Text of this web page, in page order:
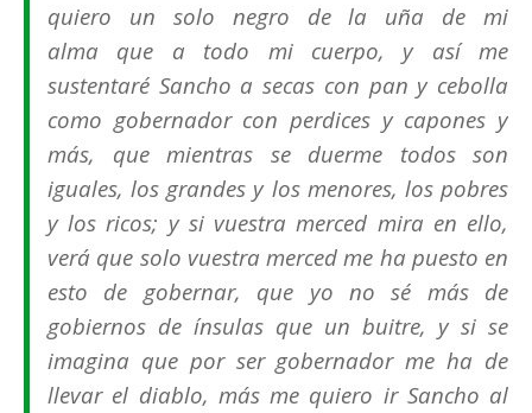
quiero un solo negro de la uña de mi
alma que a todo mi cuerpo, y así me
sustentaré Sancho a secas con pan y cebolla
como gobernador con perdices y capones y
más, que mientras se duerme todos son
iguales, los grandes y los menores, los pobres
y los ricos; y si vuestra merced mira en ello,
verá que solo vuestra merced me ha puesto en
esto de gobernar, que yo no sé más de
gobiernos de ínsulas que un buitre, y si se
imagina que por ser gobernador me ha de
llevar el diablo, más me quiero ir Sancho al